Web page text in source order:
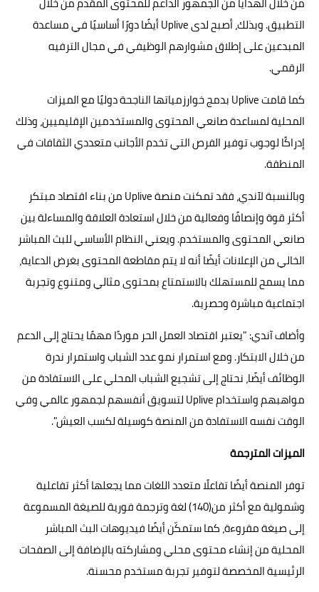
التطبيق. وبذلك، أصبح لدى Uplive أيضًا دورًا أساسيًا في مساعدة
المبدعين على إطلاق مشوارهم الوظيفي في مجال الترفيه
الرقمي.
كما قامت Uplive بدمج خوارزمياتها الناجحة دوليًا مع الميزات
المحلية لمساعدة صانعي المحتوى والمستخدمين الإقليميين، وذلك
إدراكًا لوجوب توفير الفرص التي تخدم الأجانب متعددي الثقافات في
المنطقة.
وبالنسبة لآندي، فقد تمكنت منصة Uplive من بناء اقتصاد مبتكر
أكثر قوة وإنصافًا وفعالية من خلال استعادة العلاقة والمساءلة بين
صانعي المحتوى والمستخدم. ويعني النظام الأساسي للبث المباشر
الخالي من الإعلانات أيضًا أنه لا يتم مقاطعة المحتوى بغرض الدعاية،
مما يسمح للمستهلك بالاستمتاع بمحتوى مثالي ومتنوع وتجربة
اجتماعية مباشرة وحصرية.
وأضاف آندي: "يعتبر اقتصاد العمل الحر موردًا مهمًا يحتاج إلى الدعم
من خلال الابتكار. ومع استمرار نمو عدد الشباب واستمرار ندرة
الوظائف أيضًا، نحتاج إلى تشجيع الشباب المحلي على الاستفادة من
مواهبهم واستخدام Uplive لتسويق أنفسهم لجمهور عالمي وفي
الوقت نفسه الاستفادة من المنصة كوسيلة لكسب العيش".
الميزات المترجمة
توفر المنصة أيضًا تفاعلًا متعدد اللغات مما يجعلها أكثر تفاعلية
وشمولية مع أكثر من(140) لغة وترجمة فورية للصيغة المسموعة
إلى صيغة مقروءة، كما ستمكّن أيضًا فيديوهات البث المباشر
المحلية من إنشاء محتوى محلي ومشاركته بالإضافة إلى الصفحات
الرئيسية المخصصة لتوفير تجربة مستخدم محسنة.